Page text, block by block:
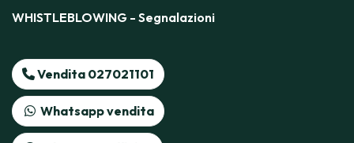
WHISTLEBLOWING - Segnalazioni
Vendita 027021101
Whatsapp vendita